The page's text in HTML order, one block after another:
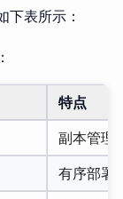
下表所示：
特点
副本管理
有序部署